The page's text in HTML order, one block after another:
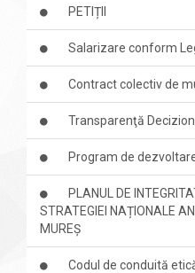
PETIȚII
Salarizare conform
Contract colectiv de
Transparenţă
Program de
PLANUL DE
STRATEGIEI NAȚIONALE
MUREȘ
Codul de conduită